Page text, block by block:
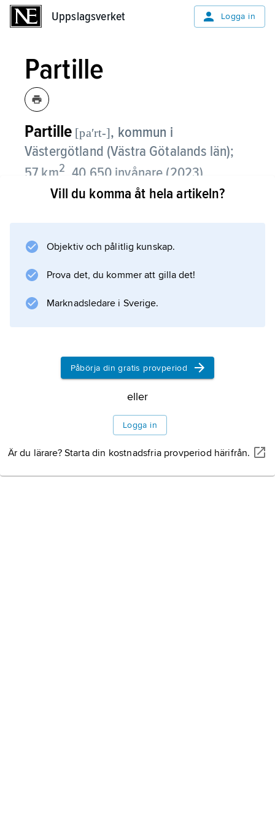
Uppslagsverket Logga in
Partille
Partille [paʹrt-], kommun i
Västergötland (Västra Götalands län);
57 km2 , 40 650 invånare (2023).
Partille är beläget strax öster om Göteborgs
och järnvägen Stockholm–Göteborg.
Kommuncentrum är Partille.
Natur
Näringsliv
Information om artikeln
Vill du komma åt hela artikeln?
Objektiv och pålitlig kunskap.
Prova det, du kommer att gilla det!
Marknadsledare i Sverige.
Påbörja din gratis provperiod
eller
Logga in
Är du lärare? Starta din kostnadsfria provperiod härifrån.